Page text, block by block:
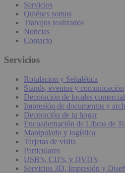
Servicios
Quiénes somos
Trabajos realizados
Noticias
Contacto
Servicios
Rotulacion y Señalética
Stands, eventos y comunicación
Decoración de locales
Impresión de documentos y
Decoración de tu hogar
Encuadernación de Libros de
Manipulado y logística
Tarjetas de visita
Particulares
USB’s, CD’s, y DVD’s
Servicios 3D, Impresión y